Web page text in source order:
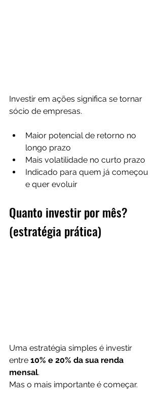
Investir em ações significa se tornar
sócio de empresas.
Maior potencial de retorno no
longo prazo
Mais volatilidade no curto prazo
Indicado para quem já começou
e quer evoluir
Quanto investir por mês?
(estratégia prática)
Uma estratégia simples é investir
entre 10% e 20% da sua renda
mensal.
Mas o mais importante é começar.